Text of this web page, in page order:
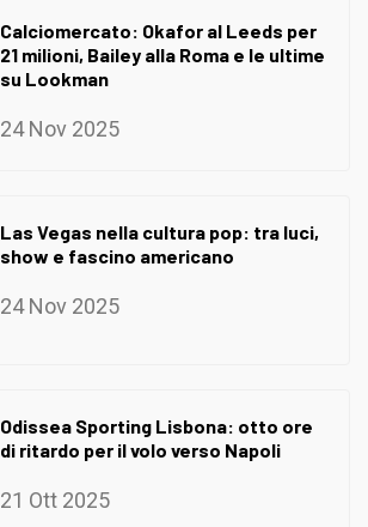
Calciomercato: Okafor al Leeds per
21 milioni, Bailey alla Roma e le ultime
su Lookman
24 Nov 2025
Las Vegas nella cultura pop: tra luci,
show e fascino americano
24 Nov 2025
Odissea Sporting Lisbona: otto ore
di ritardo per il volo verso Napoli
21 Ott 2025